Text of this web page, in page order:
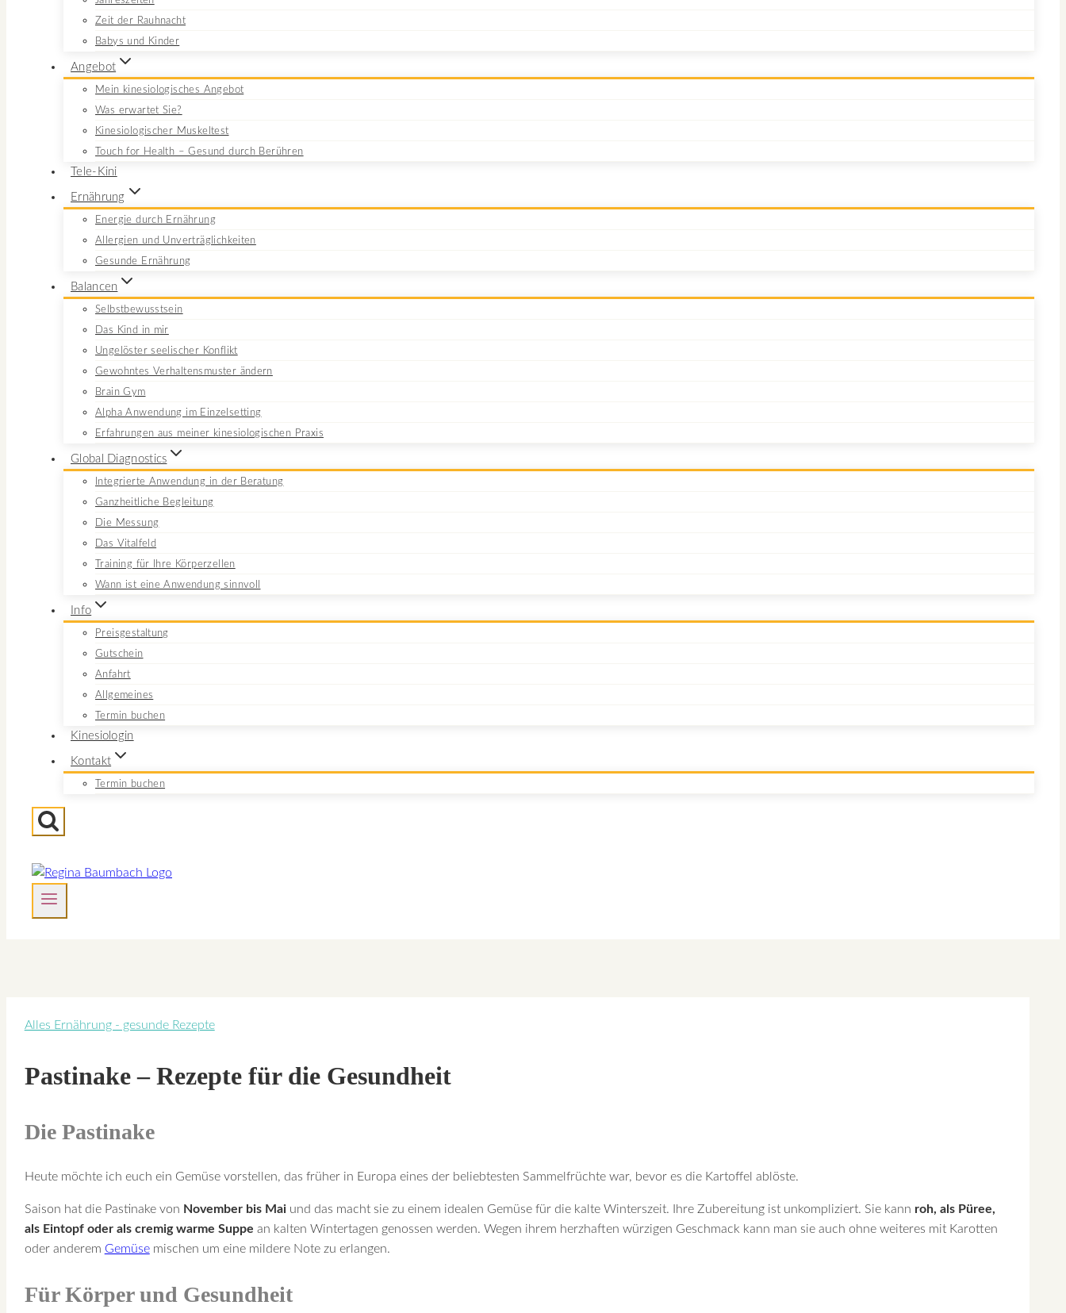
Zeit der Rauhnacht
Babys und Kinder
Angebot
Mein kinesiologisches Angebot
Was erwartet Sie?
Kinesiologischer Muskeltest
Touch for Health – Gesund durch Berühren
Tele-Kini
Ernährung
Energie durch Ernährung
Allergien und Unverträglichkeiten
Gesunde Ernährung
Balancen
Selbstbewusstsein
Das Kind in mir
Ungelöster seelischer Konflikt
Gewohntes Verhaltensmuster ändern
Brain Gym
Alpha Anwendung im Einzelsetting
Erfahrungen aus meiner kinesiologischen Praxis
Global Diagnostics
Integrierte Anwendung in der Beratung
Ganzheitliche Begleitung
Die Messung
Das Vitalfeld
Training für Ihre Körperzellen
Wann ist eine Anwendung sinnvoll
Info
Preisgestaltung
Gutschein
Anfahrt
Allgemeines
Termin buchen
Kinesiologin
Kontakt
Termin buchen
Alles Ernährung - gesunde Rezepte
Pastinake – Rezepte für die Gesundheit
Die Pastinake
Heute möchte ich euch ein Gemüse vorstellen, das früher in Europa eines der beliebtesten Sammelfrüchte war, bevor es die Kartoffel ablöste.
Saison hat die Pastinake von November bis Maiund das macht sie zu einem idealen Gemüse für die kalte Winterszeit. Ihre Zubereitung ist unkompliziert. Sie kann roh, als Püree,
als Eintopf oder als cremig warme Suppe an kalten Wintertagen genossen werden. Wegen ihrem herzhaften würzigen Geschmack kann man sie auch ohne weiteres mit Karotten
oder anderem Gemüsemischen um eine mildere Note zu erlangen.
Für Körper und Gesundheit